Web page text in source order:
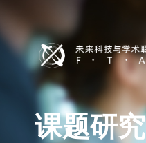
课题研究